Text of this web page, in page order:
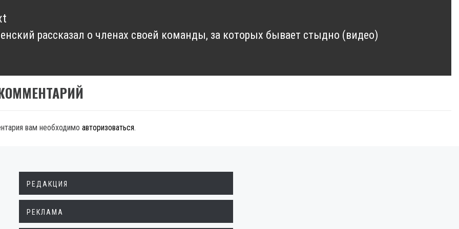
рассказал о членах своей команды, за которых бывает стыдно (видео)
вам необходимо авторизоваться.
РЕДАКЦИЯ
РЕКЛАМА